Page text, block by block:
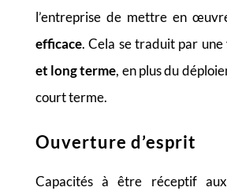
l’entreprise de mettre en
efficace. Cela se traduit par une
et long terme, en plus du
court terme.
Ouverture d’esprit
Capacités à être réceptif